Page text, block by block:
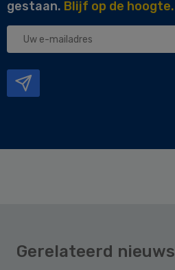
gestaan. Blijf op de hoogte.
Uw
Gerelateerd nieuws